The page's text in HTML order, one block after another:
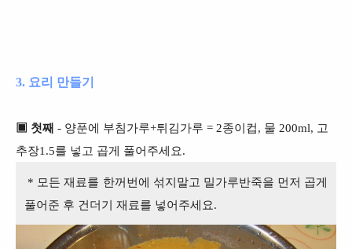
3. 요리 만들기
▣ 첫째 - 양푼에 부침가루+튀김가루 = 2종이컵, 물 200ml, 고
추장1.5를 넣고 곱게 풀어주세요.
* 모든 재료를 한꺼번에 섞지말고 밀가루반죽을 먼저 곱게
풀어준 후 건더기 재료를 넣어주세요.